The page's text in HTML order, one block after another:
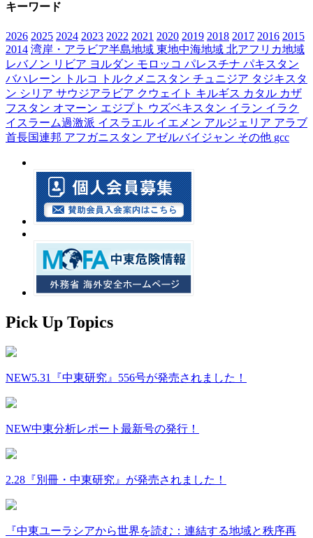
キーワード
2026 2025 2024 2023 2022 2021 2020 2019 2018 2017 2016 2015
2014 湾岸・アラビア半島地域 東地中海地域 北アフリカ地域
レバノン リビア ヨルダン モロッコ パレスチナ パキスタン
バハレーン
トルコ トルクメニスタン チュニジア タジキスタ
ン シリア サウジアラビア クウェイト キルギス カタル カザ
フスタン オマーン エジプト ウズベキスタン イラン イラク
イスラーム過激派 イスラエル イエメン アルジェリア アラブ
首長国連邦 アフガニスタン アゼルバイジャン その他 gcc
Pick Up Topics
NEW5.31『中東研究』556号が発売されました！
NEW中東分析レポート最新号の発行！
2.28『別冊・中東研究』が発売されました！
『中東ユーラシアから世界を読む：連結する地域と秩序再